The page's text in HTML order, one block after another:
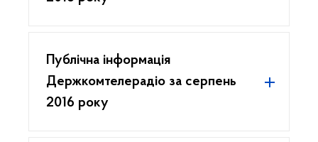
Публічна інформація
Держкомтелерадіо за серпень
2016 року